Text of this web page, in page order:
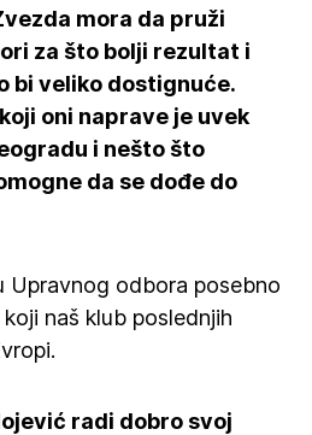
mora da pruži
za što bolji rezultat i
bi veliko dostignuće.
oni naprave je uvek
i nešto što
da se dođe do
Upravnog odbora posebno
naš klub poslednjih
radi dobro svoj